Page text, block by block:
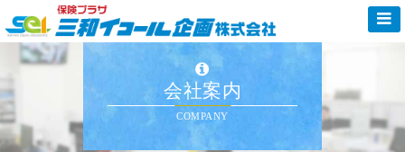
会社案内
COMPANY